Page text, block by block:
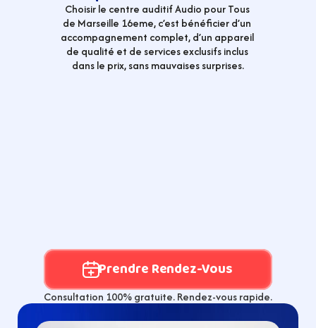
Choisir le centre auditif Audio pour Tous
de Marseille 16eme, c’est bénéficier d’un
accompagnement complet, d’un appareil
de qualité et de services exclusifs inclus
dans le prix, sans mauvaises surprises.
Prendre Rendez-Vous
Consultation 100% gratuite. Rendez-vous rapide.